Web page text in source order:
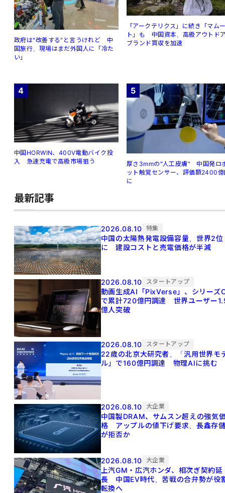
政府は"改善する"と言うけれど 中
国旅行、現場はまだ外国人に「冷た
い」
「アークテリクス」に続き「マム
ト」も 中国資本、高級アウトド
ブランド買収を加速
4
中国HORWIN、400V電動バイク投
入 急速充電で高級市場狙う
5
厚さ3mmの"人工皮膚" 中国発ロ
ット触覚センサー、評価額2400
に
最新記事
2026.08.10 特集
中国の太陽熱発電設備容量、世界2位
に 建設コストと売電価格が半減
2026.08.10 スタートアップ
動画生成AI「PixVerse」、シリーズ
で累計720億円調達 世界ユーザー
億人突破
2026.08.10 スタートアップ
22歳の北京大研究者、「汎用世界モ
ル」で160億円調達 物理AIに挑む
2026.08.10 大企業
中国製DRAM、サムスン超えの強気
格 アップルの値下げ要求、長鑫存
が拒否か
2026.08.10 大企業
上汽GM・広汽ホンダ、相次ぎ契約延
長 中国EV時代、苦戦の合弁勢が役
転換へ